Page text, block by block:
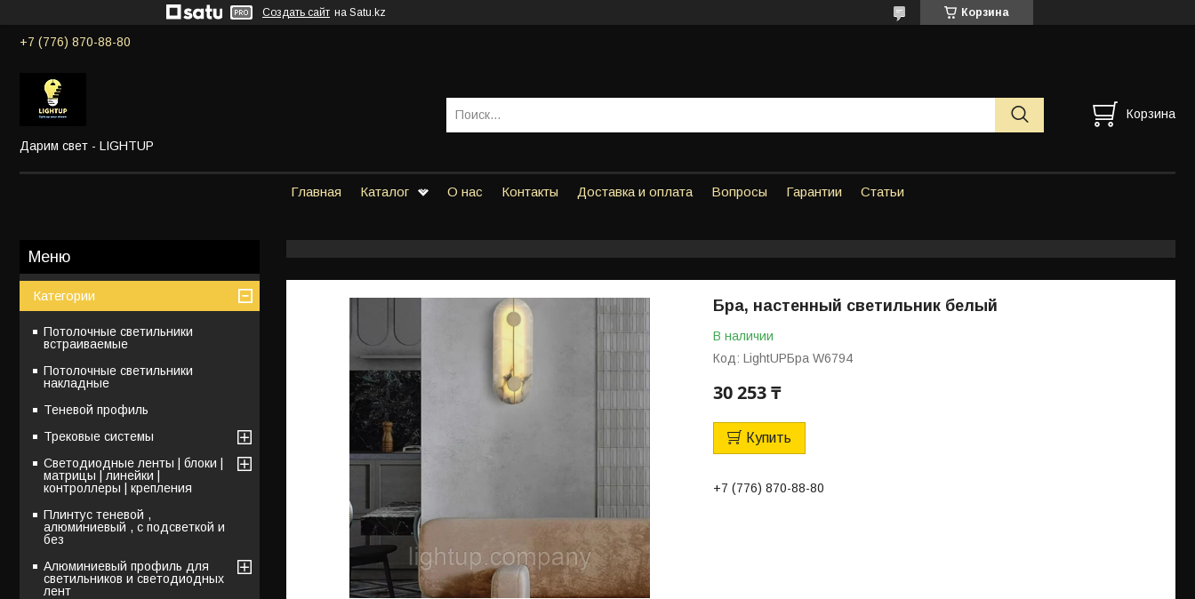
Создать сайт на Satu.kz Корзина
+7 (776) 870-88-80
Дарим свет - LIGHTUP
Корзина
Главная Каталог О нас Контакты Доставка и оплата Вопросы Гарантии Статьи
Бра, настенный светильник белый
В наличии
Код: LightUPБра W6794
30 253 ₸
Купить
+7 (776) 870-88-80
Категории
Потолочные светильники
встраиваемые
Потолочные светильники
накладные
Теневой профиль
Трековые системы
Светодиодные ленты | блоки |
матрицы | линейки |
контроллеры | крепления
Плинтус теневой ,
алюминиевый , с подсветкой и
без
Алюминиевый профиль для
светильников и светодиодных
лент